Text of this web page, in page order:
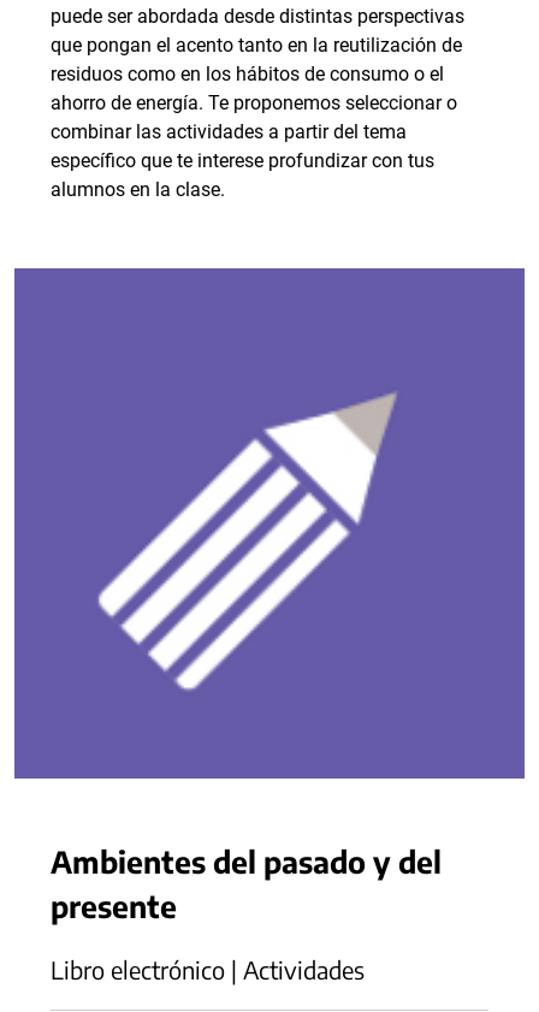
puede ser abordada desde distintas perspectivas
que pongan el acento tanto en la reutilización de
residuos como en los hábitos de consumo o el
ahorro de energía. Te proponemos seleccionar o
combinar las actividades a partir del tema
específico que te interese profundizar con tus
alumnos en la clase.
Ambientes del pasado y del
presente
Libro electrónico | Actividades